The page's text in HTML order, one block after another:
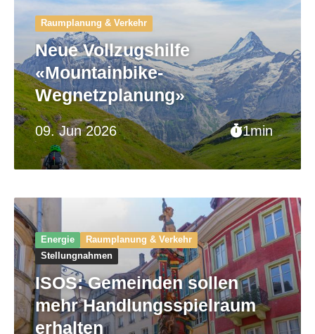
09. Jun 2026 1min
Raumplanung & Verkehr
Neue Vollzugshilfe
«Mountainbike-
Wegnetzplanung»
Energie
Raumplanung & Verkehr
Stellungnahmen
ISOS: Gemeinden sollen
mehr Handlungsspielraum
erhalten